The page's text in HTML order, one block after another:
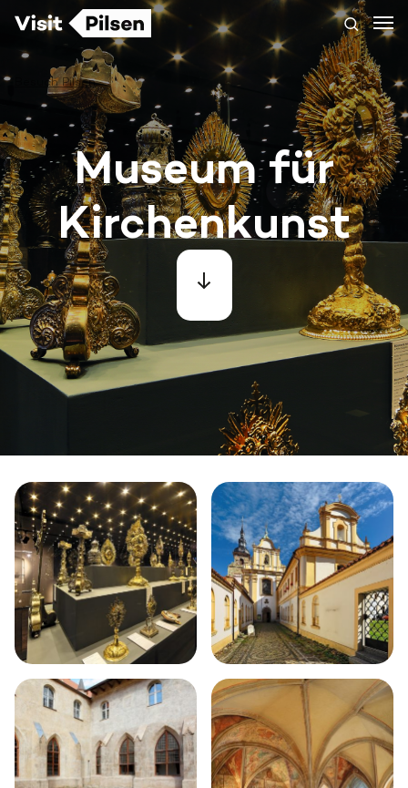
Besuch Pilsen
Museum für
Kirchenkunst